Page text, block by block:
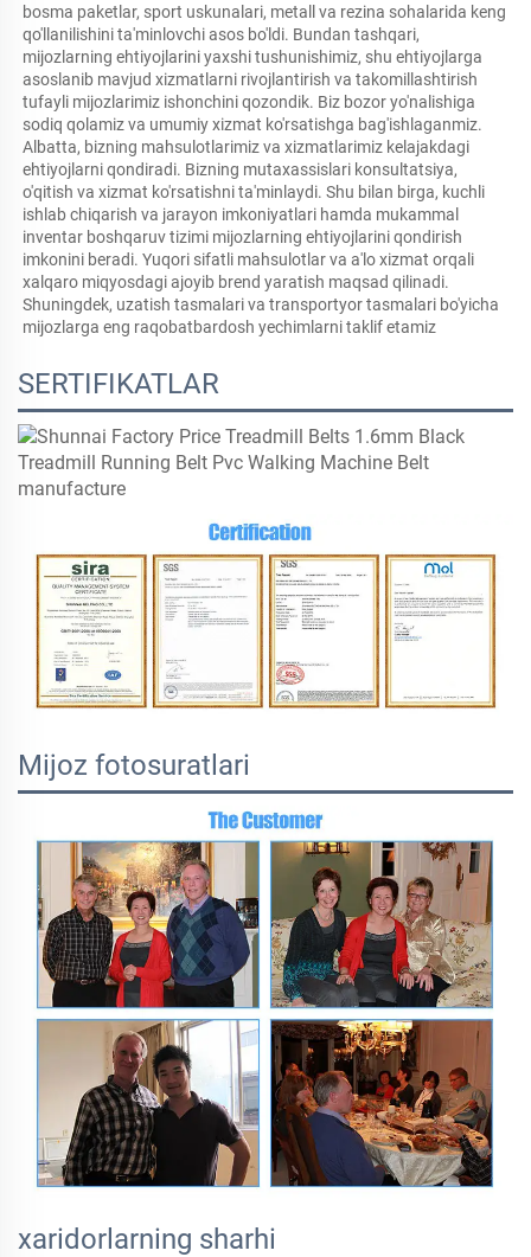
bosma paketlar, sport uskunalari, metall va rezina sohalarida keng
qo'llanilishini ta'minlovchi asos bo'ldi. Bundan tashqari,
mijozlarning ehtiyojlarini yaxshi tushunishimiz, shu ehtiyojlarga
asoslanib mavjud xizmatlarni rivojlantirish va takomillashtirish
tufayli mijozlarimiz ishonchini qozondik. Biz bozor yo'nalishiga
sodiq qolamiz va umumiy xizmat ko'rsatishga bag'ishlaganmiz.
Albatta, bizning mahsulotlarimiz va xizmatlarimiz kelajakdagi
ehtiyojlarni qondiradi. Bizning mutaxassislari konsultatsiya,
o'qitish va xizmat ko'rsatishni ta'minlaydi. Shu bilan birga, kuchli
ishlab chiqarish va jarayon imkoniyatlari hamda mukammal
inventar boshqaruv tizimi mijozlarning ehtiyojlarini qondirish
imkonini beradi. Yuqori sifatli mahsulotlar va a'lo xizmat orqali
xalqaro miqyosdagi ajoyib brend yaratish maqsad qilinadi.
Shuningdek, uzatish tasmalari va transportyor tasmalari bo'yicha
mijozlarga eng raqobatbardosh yechimlarni taklif etamiz
SERTIFIKATLAR
Mijoz fotosuratlari
xaridorlarning sharhi